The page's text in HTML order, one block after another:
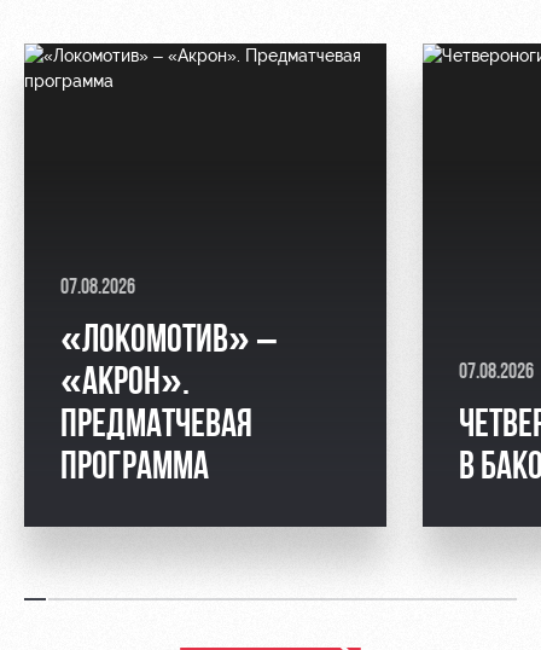
07.08.2026
«ЛОКОМОТИВ» –
«АКРОН».
ПРЕДМАТЧЕВАЯ
ПРОГРАММА
07.08.2026
В